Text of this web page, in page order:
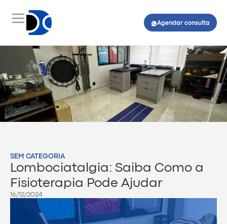
Agendar consulta
SEM CATEGORIA
Lombociatalgia: Saiba Como a
Fisioterapia Pode Ajudar
16/12/2024